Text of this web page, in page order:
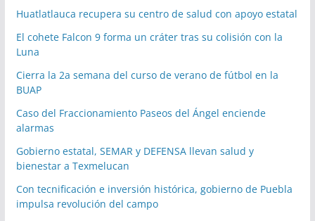
Huatlatlauca recupera su centro de salud con apoyo estatal
El cohete Falcon 9 forma un cráter tras su colisión con la
Luna
Cierra la 2a semana del curso de verano de fútbol en la
BUAP
Caso del Fraccionamiento Paseos del Ángel enciende
alarmas
Gobierno estatal, SEMAR y DEFENSA llevan salud y
bienestar a Texmelucan
Con tecnificación e inversión histórica, gobierno de Puebla
impulsa revolución del campo